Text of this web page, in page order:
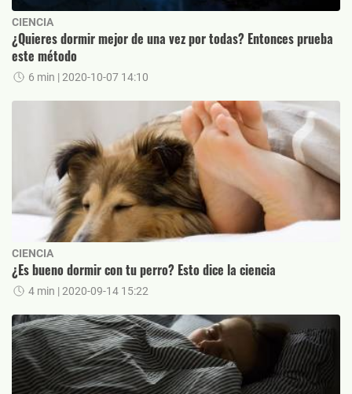
CIENCIA
¿Quieres dormir mejor de una vez por todas? Entonces prueba
este método
6 min | 2020-10-07 14:10
CIENCIA
¿Es bueno dormir con tu perro? Esto dice la ciencia
4 min | 2020-09-14 15:22